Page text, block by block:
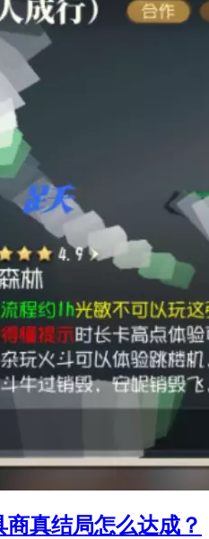
商真结局怎么达成？